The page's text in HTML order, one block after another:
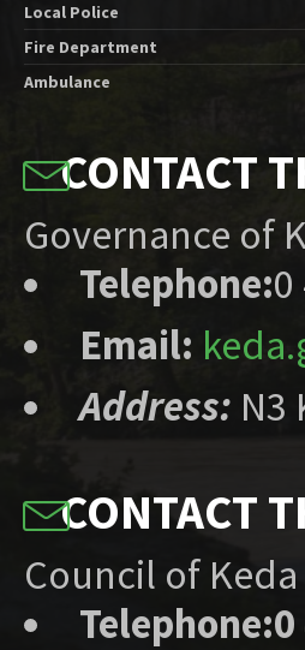
Local Police
Fire Department
Ambulance
CONTACT
Governance of
Telephone:0
Email:
Address: N3
CONTACT
Council of
Telephone: